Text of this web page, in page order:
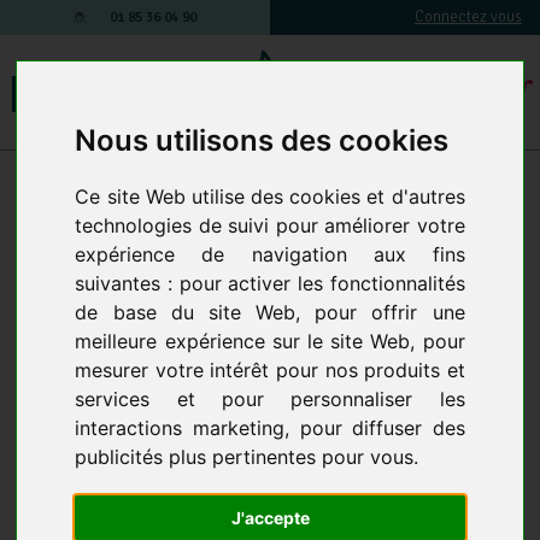
Nous utilisons des cookies
Ce site Web utilise des cookies et d'autres
technologies de suivi pour améliorer votre
expérience de navigation aux fins
suivantes : pour activer les fonctionnalités
de base du site Web, pour offrir une
meilleure expérience sur le site Web, pour
mesurer votre intérêt pour nos produits et
services et pour personnaliser les
interactions marketing, pour diffuser des
publicités plus pertinentes pour vous.
J'accepte
01 85 36 04 90 Connectez vous
Votre compte
Identifiez-vous
Déjà inscrit ?
Entrez votre adresse e-mail :
Entrez votre mot de passe :